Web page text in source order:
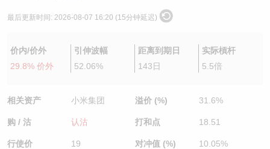
最后更新时间: 2026-08-07 16:20 (15分钟延迟)
价内/价外
29.8% 价外
引伸波幅
52.06%
距离到期日
143日
实际槓杆
5.5倍
相关资产 小米集团
购 / 沽 认沽
行使价 19
溢价 (%) 31.6%
打和点 18.51
对冲值 (%) 10.05%